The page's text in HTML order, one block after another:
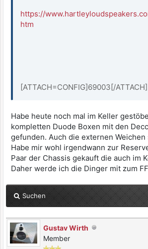
https://
htm
[ATTACH=CONFIG]69003[/ATTACH]
Habe heute noch mal im Keller
kompletten Duode Boxen mit den
gefunden. Auch die externen Weichen
Habe mir wohl irgendwann zur
Paar der Chassis gekauft die auch im
Daher werde ich die Dinger mit zum
Suchen
Gustav Wirth
Member